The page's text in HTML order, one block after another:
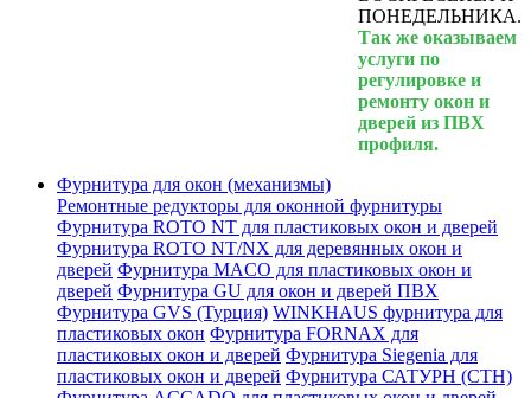
ПОНЕДЕЛЬНИКА.
Так же оказываем
услуги по
регулировке и
ремонту окон и
дверей из ПВХ
профиля.
Фурнитура для окон (механизмы)
Ремонтные редукторы для оконной фурнитуры
Фурнитура ROTO NT для пластиковых окон и дверей
Фурнитура ROTO NT/NX для деревянных окон и
дверей Фурнитура MACO для пластиковых окон и
дверей Фурнитура GU для окон и дверей ПВХ
Фурнитура GVS (Турция) WINKHAUS фурнитура для
пластиковых окон Фурнитура FORNAX для
пластиковых окон и дверей Фурнитура Siegenia для
пластиковых окон и дверей Фурнитура САТУРН (СТН)